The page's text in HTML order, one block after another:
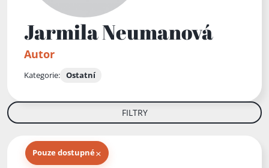
Jarmila Neumanová
Autor
Kategorie: Ostatní
FILTRY
Pouze dostupné×